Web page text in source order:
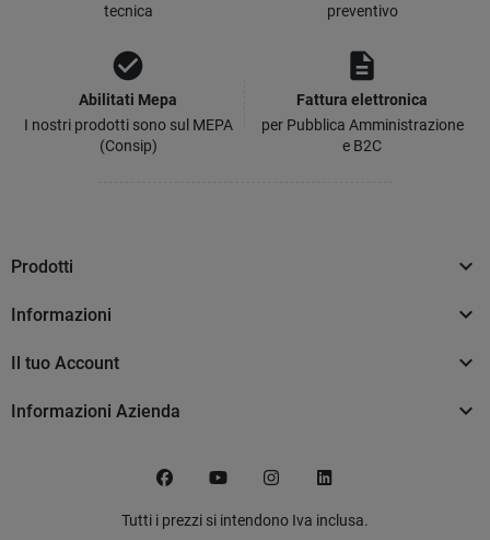
tecnica
preventivo
check_circle
Abilitati Mepa
I nostri prodotti sono sul MEPA
(Consip)
description
Fattura elettronica
per Pubblica Amministrazione
e B2C
Prodotti 
Informazioni 
Il tuo Account 
Informazioni Azienda 
Tutti i prezzi si intendono Iva inclusa.